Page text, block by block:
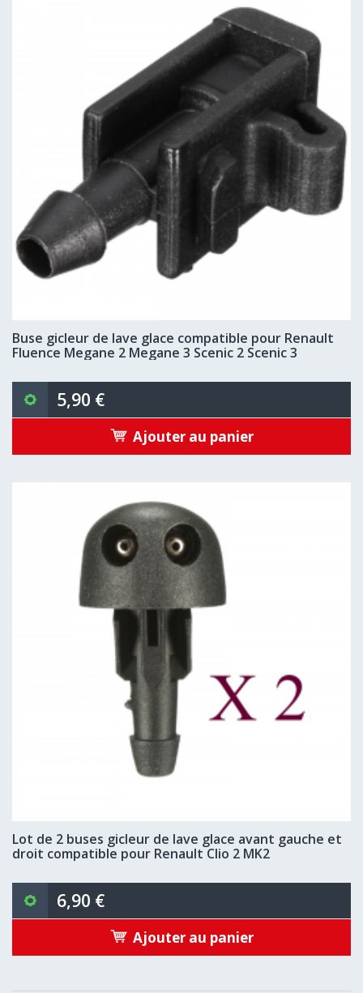
Buse gicleur de lave glace compatible pour Renault
Fluence Megane 2 Megane 3 Scenic 2 Scenic 3
5,90 €
Ajouter au panier
Lot de 2 buses gicleur de lave glace avant gauche et
droit compatible pour Renault Clio 2 MK2
6,90 €
Ajouter au panier